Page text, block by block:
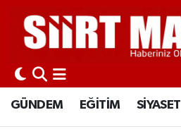
GÜNDEM EĞİTİM SİYASET
GÜNDEM
EĞİTİM
SİYASET
Siirt Nöbetçi Eczaneler
Siirt Hava Durumu
Siirt Namaz Vakitleri